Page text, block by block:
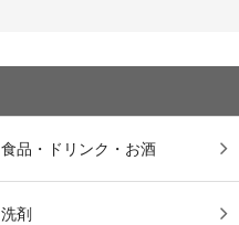
食品・ドリンク・お酒
洗剤